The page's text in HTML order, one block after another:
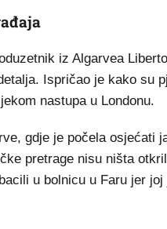
iz Algarvea
Ispričao je kako su
nastupa u Londonu.
gdje je počela osjećati
pretrage nisu ništa
u bolnicu u Faru jer